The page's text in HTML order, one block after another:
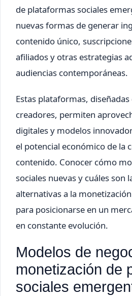
de plataformas sociales
nuevas formas de generar
contenido único,
afiliados y otras estrategias
audiencias contemporáneas.
Estas plataformas,
creadores, permiten
digitales y modelos
el potencial económico de la
contenido. Conocer cómo
sociales nuevas y cuáles son
alternativas a la
para posicionarse en un
en constante evolución.
Modelos de
monetización de
sociales